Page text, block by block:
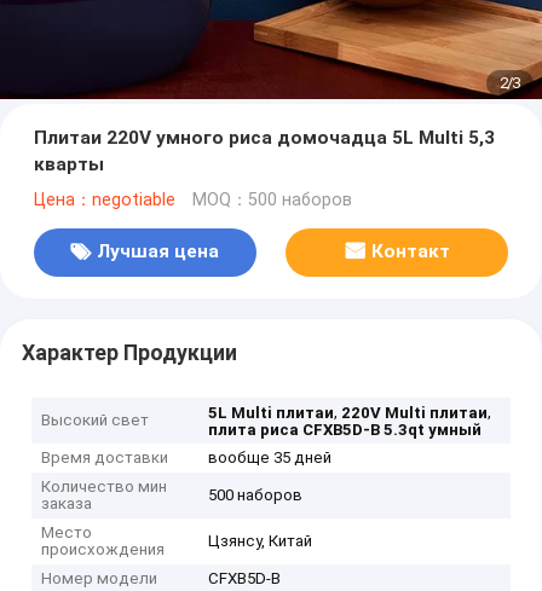
2/3
Плитаи 220V умного риса домочадца 5L Multi 5,3
кварты
Цена：negotiable MOQ：500 наборов
Лучшая цена Контакт
Характер Продукции
Высокий свет 5L Multi плитаи, 220V Multi плитаи,
плита риса CFXB5D-B 5.3qt умный
Время доставки
вообще 35 дней
Количество мин
заказа
500 наборов
Место
происхождения
Цзянсу, Китай
Номер модели
CFXB5D-B